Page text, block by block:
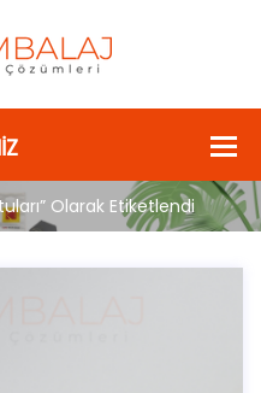
Olarak Etiketlendi